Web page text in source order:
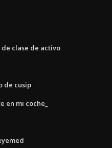
clase de activo
de cusip
en mi coche_